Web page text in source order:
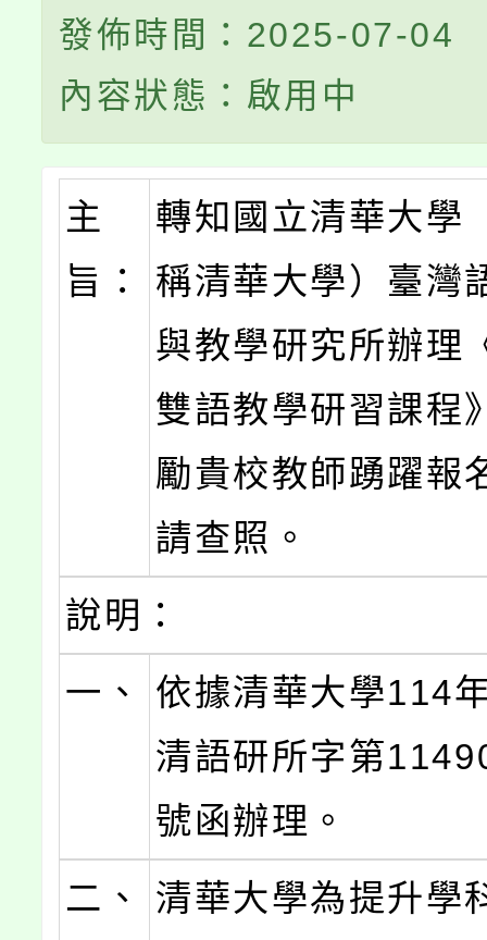
發佈時間：2025-07-04
內容狀態：啟用中
主
旨：
轉知國立清華大學
稱清華大學）臺灣
與教學研究所辦理
雙語教學研習課程
勵貴校教師踴躍報
請查照。
說明：
一、
依據清華大學114
清語研所字第
號函辦理。
二、
清華大學為提升學